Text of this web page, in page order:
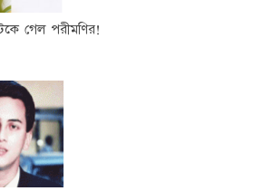
গেল পরীমণির!